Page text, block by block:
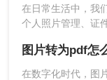
2、上传要转换
直接添加文件
需求设置一些
在日常生活中，我
个人照片管理、证
性。那么图片转为
PDF的方法。
图片转为pdf怎
在数字化时代，图